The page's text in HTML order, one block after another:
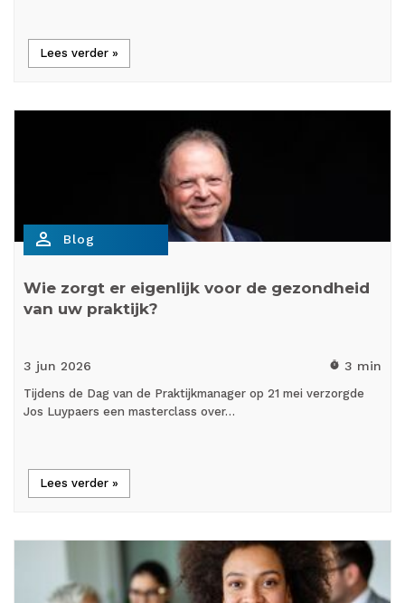
Lees verder »
person_outline Blog
Wie zorgt er eigenlijk voor de gezondheid
van uw praktijk?
3 jun 2026 timer 3 min
Tijdens de Dag van de Praktijkmanager op 21 mei verzorgde
Jos Luypaers een masterclass over…
Lees verder »